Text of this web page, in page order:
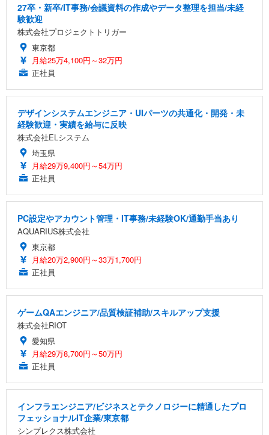
27卒・新卒/IT事務/会議資料の作成やデータ整理を担当/未経
験歓迎
株式会社プロジェクトトリガー
東京都
月給25万4,100円～32万円
正社員
デザインシステムエンジニア・UIパーツの共通化・開発・未
経験歓迎・実績を給与に反映
株式会社ELシステム
埼玉県
月給29万9,400円～54万円
正社員
PC設定やアカウント管理・IT事務/未経験OK/通勤手当あり
AQUARIUS株式会社
東京都
月給20万2,900円～33万1,700円
正社員
ゲームQAエンジニア/品質検証補助/スキルアップ支援
株式会社RIOT
愛知県
月給29万8,700円～50万円
正社員
インフラエンジニア/ビジネスとテクノロジーに精通したプロ
フェッショナルIT企業/東京都
シンプレクス株式会社